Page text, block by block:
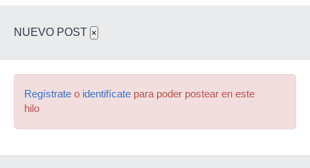
NUEVO POST ×
Regístrate o identifícate para poder postear en este
hilo